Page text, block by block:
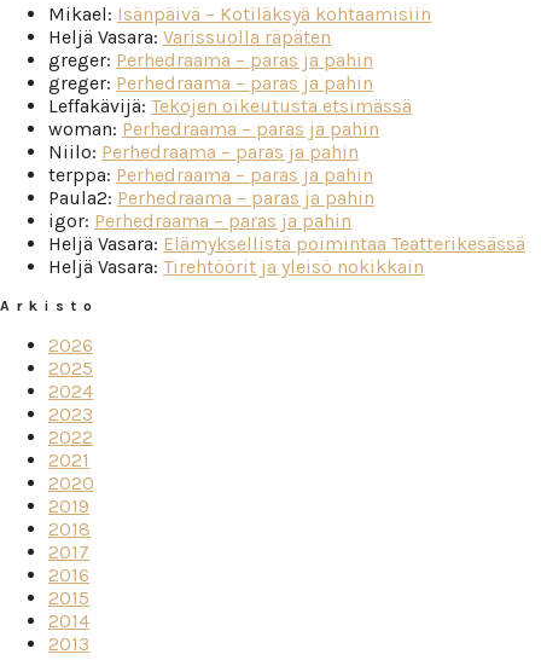
Mikael: Isänpäivä – Kotiläksyä kohtaamisiin
Heljä Vasara: Varissuolla räpäten
greger: Perhedraama – paras ja pahin
greger: Perhedraama – paras ja pahin
Leffakävijä: Tekojen oikeutusta etsimässä
woman: Perhedraama – paras ja pahin
Niilo: Perhedraama – paras ja pahin
terppa: Perhedraama – paras ja pahin
Paula2: Perhedraama – paras ja pahin
igor: Perhedraama – paras ja pahin
Heljä Vasara: Elämyksellistä poimintaa Teatterikesässä
Heljä Vasara: Tirehtöörit ja yleisö nokikkain
Arkisto
2026
2025
2024
2023
2022
2021
2020
2019
2018
2017
2016
2015
2014
2013